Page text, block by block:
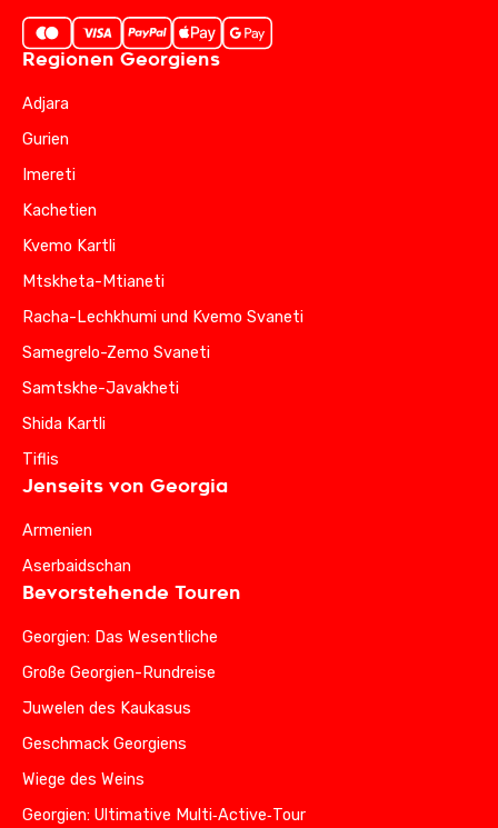
Regionen Georgiens
Adjara
Gurien
Imereti
Kachetien
Kvemo Kartli
Mtskheta-Mtianeti
Racha-Lechkhumi und Kvemo Svaneti
Samegrelo-Zemo Svaneti
Samtskhe-Javakheti
Shida Kartli
Tiflis
Jenseits von Georgia
Armenien
Aserbaidschan
Bevorstehende Touren
Georgien: Das Wesentliche
Große Georgien-Rundreise
Juwelen des Kaukasus
Geschmack Georgiens
Wiege des Weins
Georgien: Ultimative Multi‑Active‑Tour